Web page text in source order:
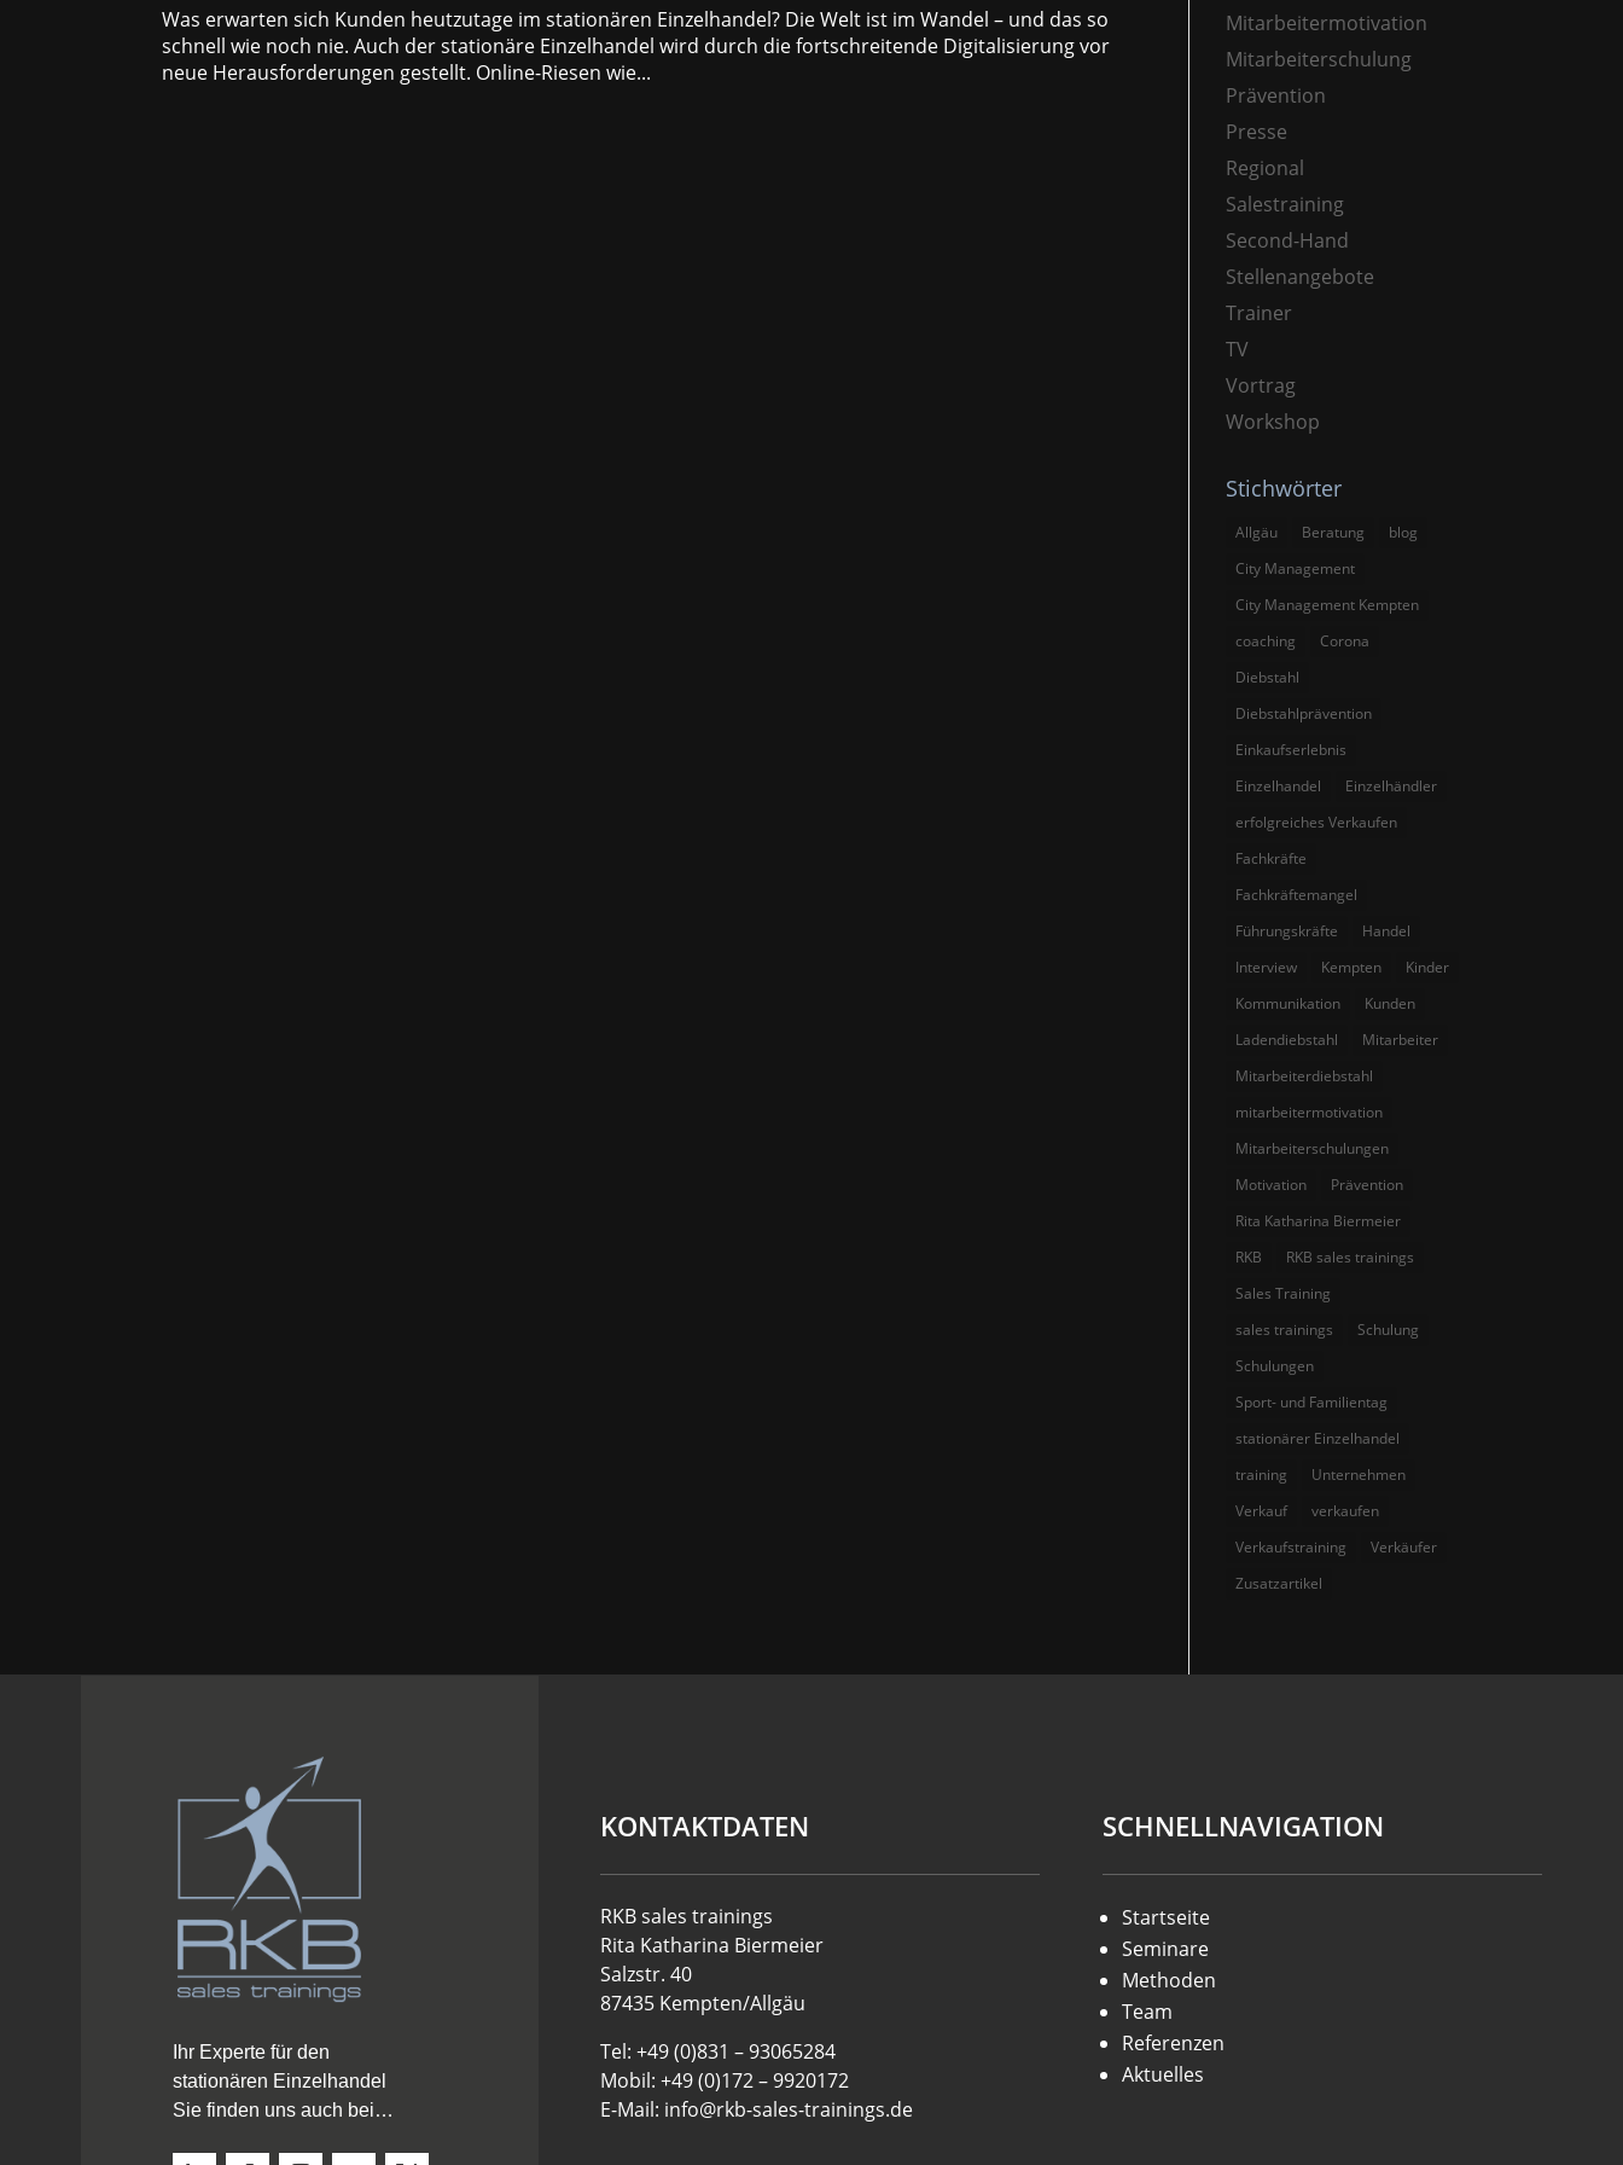
Was erwarten sich Kunden heutzutage im stationären Einzelhandel? Die Welt ist im Wandel – und das so
schnell wie noch nie. Auch der stationäre Einzelhandel wird durch die fortschreitende Digitalisierung vor
neue Herausforderungen gestellt. Online-Riesen wie...
Mitarbeitermotivation
Mitarbeiterschulung
Prävention
Presse
Regional
Salestraining
Second-Hand
Stellenangebote
Trainer
TV
Vortrag
Workshop
Stichwörter
Allgäu Beratung
blog
City Management
City Management Kempten
coaching
Corona
Diebstahl
Diebstahlprävention
Einkaufserlebnis
Einzelhandel
Einzelhändler
erfolgreiches Verkaufen
Fachkräfte
Fachkräftemangel
Führungskräfte
Handel
Interview
Kempten
Kinder
Kommunikation
Kunden
Ladendiebstahl
Mitarbeiter
Mitarbeiterdiebstahl
mitarbeitermotivation
Mitarbeiterschulungen
Motivation
Prävention
Rita Katharina Biermeier
RKB
RKB sales trainings
Sales Training
sales trainings
Schulung
Schulungen
Sport- und Familientag
stationärer Einzelhandel
training
Unternehmen
Verkauf
verkaufen
Verkaufstraining
Verkäufer
Zusatzartikel
Ihr Experte für den
stationären Einzelhandel
Sie finden uns auch bei…
KONTAKTDATEN
RKB sales trainings
Rita Katharina Biermeier
Salzstr. 40
87435 Kempten/Allgäu
Tel: +49 (0)831 – 93065284
Mobil: +49 (0)172 – 9920172
E-Mail: info@rkb-sales-trainings.de
SCHNELLNAVIGATION
Startseite
Seminare
Methoden
Team
Referenzen
Aktuelles